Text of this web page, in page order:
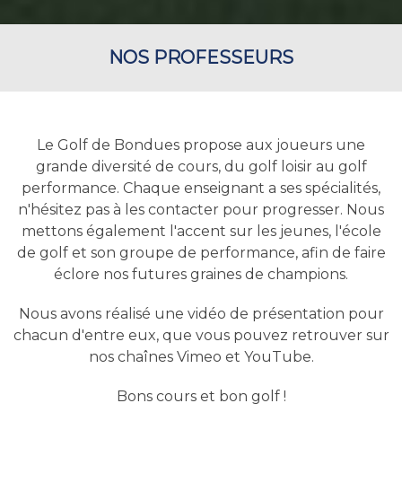
NOS PROFESSEURS
Le Golf de Bondues propose aux joueurs une
grande diversité de cours, du golf loisir au golf
performance. Chaque enseignant a ses spécialités,
n'hésitez pas à les contacter pour progresser. Nous
mettons également l'accent sur les jeunes, l'école
de golf et son groupe de performance, afin de faire
éclore nos futures graines de champions.
Nous avons réalisé une vidéo de présentation pour
chacun d'entre eux, que vous pouvez retrouver sur
nos chaînes Vimeo et YouTube.
Bons cours et bon golf !